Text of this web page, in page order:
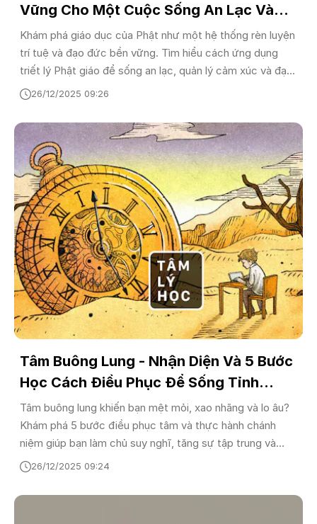
Vững Cho Một Cuộc Sống An Lạc Và
Tỉnh Thức
Khám phá giáo dục của Phật như một hệ thống rèn luyện
trí tuệ và đạo đức bền vững. Tìm hiểu cách ứng dụng
triết lý Phật giáo để sống an lạc, quản lý cảm xúc và đạt
được sự tỉnh thức giữa thế giới hiện đại.
26/12/2025 09:26
Tâm Buông Lung - Nhận Diện Và 5 Bước
Học Cách Điều Phục Để Sống Tỉnh
Thức
Tâm buông lung khiến bạn mệt mỏi, xao nhãng và lo âu?
Khám phá 5 bước điều phục tâm và thực hành chánh
niệm giúp bạn làm chủ suy nghĩ, tăng sự tập trung và
sống tỉnh thức hơn trong thời đại số.
26/12/2025 09:24